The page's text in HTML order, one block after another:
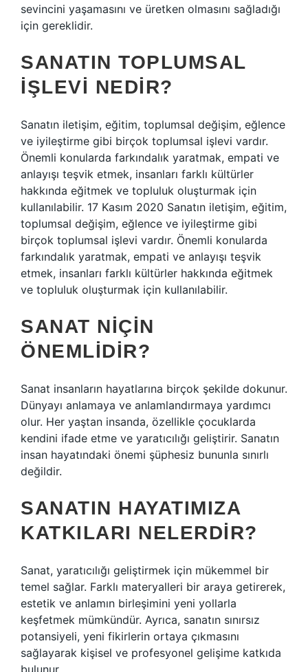
sevincini yaşamasını ve üretken olmasını sağladığı
için gereklidir.
SANATIN TOPLUMSAL
IŞLEVI NEDIR?
Sanatın iletişim, eğitim, toplumsal değişim, eğlence
ve iyileştirme gibi birçok toplumsal işlevi vardır.
Önemli konularda farkındalık yaratmak, empati ve
anlayışı teşvik etmek, insanları farklı kültürler
hakkında eğitmek ve topluluk oluşturmak için
kullanılabilir. 17 Kasım 2020 Sanatın iletişim, eğitim,
toplumsal değişim, eğlence ve iyileştirme gibi
birçok toplumsal işlevi vardır. Önemli konularda
farkındalık yaratmak, empati ve anlayışı teşvik
etmek, insanları farklı kültürler hakkında eğitmek
ve topluluk oluşturmak için kullanılabilir.
SANAT NIÇIN
ÖNEMLIDIR?
Sanat insanların hayatlarına birçok şekilde dokunur.
Dünyayı anlamaya ve anlamlandırmaya yardımcı
olur. Her yaştan insanda, özellikle çocuklarda
kendini ifade etme ve yaratıcılığı geliştirir. Sanatın
insan hayatındaki önemi şüphesiz bununla sınırlı
değildir.
SANATIN HAYATIMIZA
KATKILARI NELERDIR?
Sanat, yaratıcılığı geliştirmek için mükemmel bir
temel sağlar. Farklı materyalleri bir araya getirerek,
estetik ve anlamın birleşimini yeni yollarla
keşfetmek mümkündür. Ayrıca, sanatın sınırsız
potansiyeli, yeni fikirlerin ortaya çıkmasını
sağlayarak kişisel ve profesyonel gelişime katkıda
bulunur.